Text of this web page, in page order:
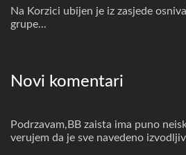
Na Korzici ubijen je iz zasjede
grupe...
Novi komentari
Podrzavam,BB zaista ima puno
verujem da je sve navedeno